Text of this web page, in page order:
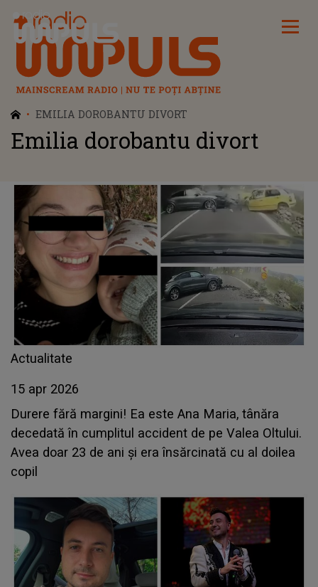
Radio Impuls
EMILIA DOROBANTU DIVORT
Emilia dorobantu divort
Actualitate
15 apr 2026
Durere fără margini! Ea este Ana Maria, tânăra
decedată în cumplitul accident de pe Valea Oltului.
Avea doar 23 de ani și era însărcinată cu al doilea
copil